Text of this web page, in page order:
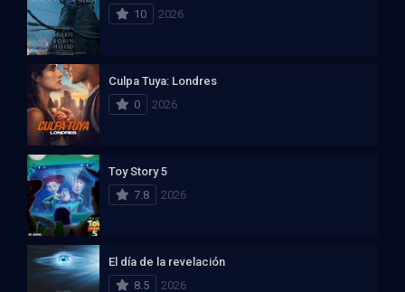
10
2026
Culpa Tuya: Londres
0
2026
Toy Story 5
7.8
2026
El día de la revelación
8.5
2026